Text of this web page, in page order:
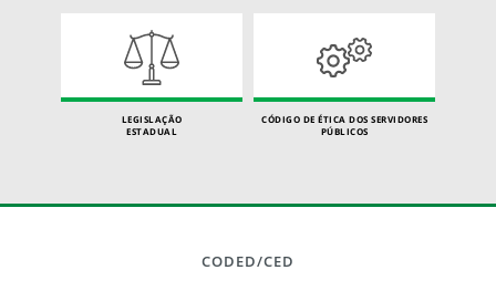
LEGISLAÇÃO
ESTADUAL
CÓDIGO DE ÉTICA DOS SERVIDORES
PÚBLICOS
CODED/CED